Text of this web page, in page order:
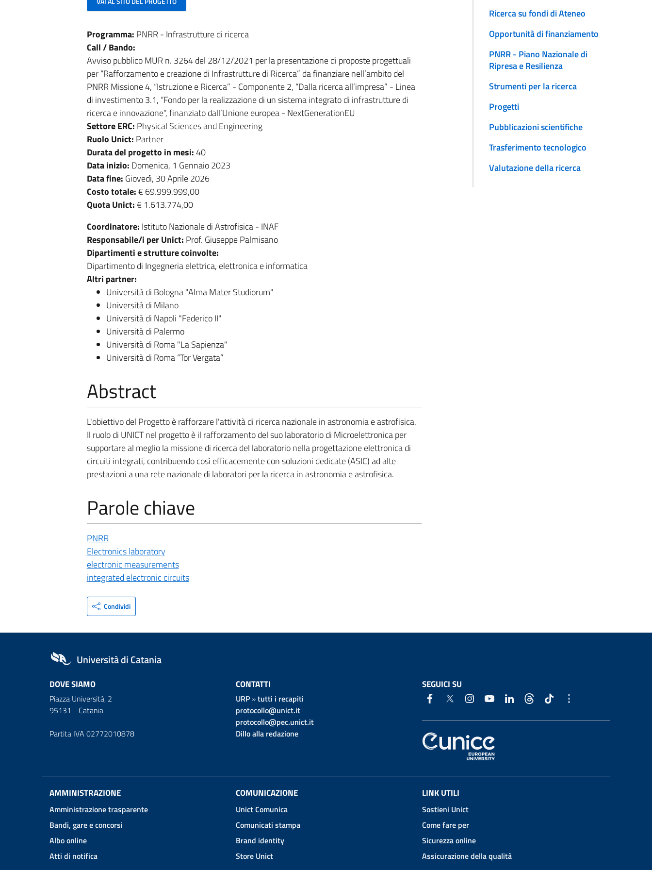
Programma: PNRR - Infrastrutture di ricerca
Call / Bando:
Avviso pubblico MUR n. 3264 del 28/12/2021 per la presentazione di proposte progettuali
per “Rafforzamento e creazione di Infrastrutture di Ricerca” da finanziare nell’ambito del
PNRR Missione 4, “Istruzione e Ricerca” - Componente 2, “Dalla ricerca all’impresa” - Linea
di investimento 3.1, “Fondo per la realizzazione di un sistema integrato di infrastrutture di
ricerca e innovazione”, finanziato dall’Unione europea - NextGenerationEU
Settore ERC: Physical Sciences and Engineering
Ruolo Unict: Partner
Durata del progetto in mesi:40
Data inizio: Domenica, 1 Gennaio 2023
Data fine: Giovedì, 30 Aprile 2026
Costo totale:€ 69.999.999,00
Quota Unict:€ 1.613.774,00
Coordinatore: Istituto Nazionale di Astrofisica - INAF
Responsabile/i per Unict: Prof. Giuseppe Palmisano
Dipartimenti e strutture coinvolte:
Dipartimento di Ingegneria elettrica, elettronica e informatica
Altri partner:
Università di Bologna "Alma Mater Studiorum"
Università di Milano
Università di Napoli "Federico II"
Università di Palermo
Università di Roma "La Sapienza"
Università di Roma “Tor Vergata”
Abstract
L'obiettivo del Progetto è rafforzare l'attività di ricerca nazionale in astronomia e astrofisica.
Il ruolo di UNICT nel progetto è il rafforzamento del suo laboratorio di Microelettronica per
supportare al meglio la missione di ricerca del laboratorio nella progettazione elettronica di
circuiti integrati, contribuendo così efficacemente con soluzioni dedicate (ASIC) ad alte
prestazioni a una rete nazionale di laboratori per la ricerca in astronomia e astrofisica.
Parole chiave
PNRR
Electronics laboratory
electronic measurements
integrated electronic circuits
Condividi
Ricerca su fondi di Ateneo
Opportunità di finanziamento
PNRR - Piano Nazionale di
Ripresa e Resilienza
Strumenti per la ricerca
Progetti
Pubblicazioni scientifiche
Trasferimento tecnologico
Valutazione della ricerca
Università di Catania
DOVE SIAMO
Piazza Università, 2
95131 - Catania
Partita IVA 02772010878
CONTATTI
URP»tutti i recapiti
protocollo@unict.it
protocollo@pec.unict.it
Dillo alla redazione
SEGUICI SU
AMMINISTRAZIONE
Amministrazione trasparente
Bandi, gare e concorsi
Albo online
Atti di notifica
COMUNICAZIONE
Unict Comunica
Comunicati stampa
Brand identity
Store Unict
LINK UTILI
Sostieni Unict
Come fare per
Sicurezza online
Assicurazione della qualità